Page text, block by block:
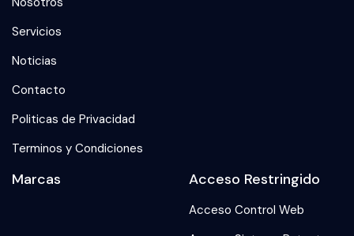
Servicios
Noticias
Contacto
Politicas de Privacidad
Terminos y Condiciones
Marcas Acceso Restringido
Acceso Control Web